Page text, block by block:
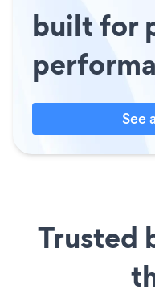
built for
See
Trusted